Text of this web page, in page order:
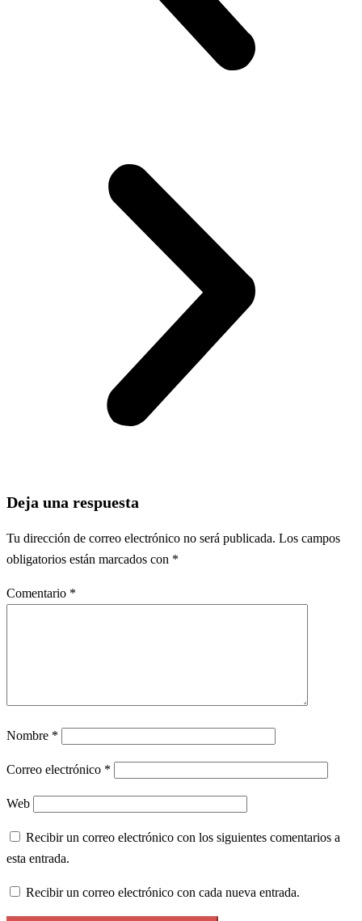
Deja una respuesta
Tu dirección de correo electrónico no será publicada. Los campos
obligatorios están marcados con *
Comentario *
Nombre *
Correo electrónico *
Web
Recibir un correo electrónico con los siguientes comentarios a
esta entrada.
Recibir un correo electrónico con cada nueva entrada.